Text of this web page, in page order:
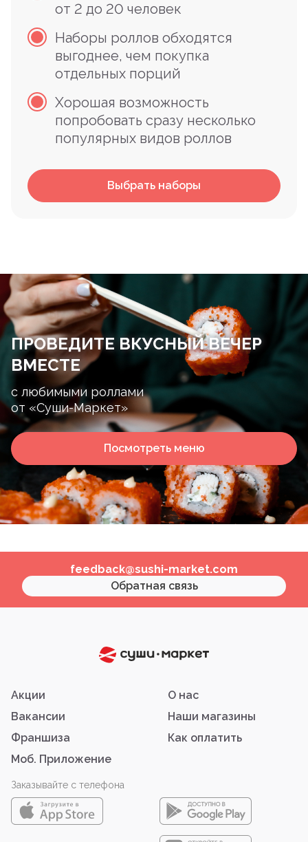
от 2 до 20 человек
Наборы роллов обходятся
выгоднее, чем покупка
отдельных порций
Хорошая возможность
попробовать сразу несколько
популярных видов роллов
Выбрать наборы
ПРОВЕДИТЕ ВКУСНЫЙ ВЕЧЕР
ВМЕСТЕ
с любимыми роллами
от «Суши-Маркет»
Посмотреть меню
feedback@sushi-market.com
Обратная связь
Акции
О нас
Вакансии
Наши магазины
Франшиза
Как оплатить
Моб. Приложение
Заказывайте с телефона